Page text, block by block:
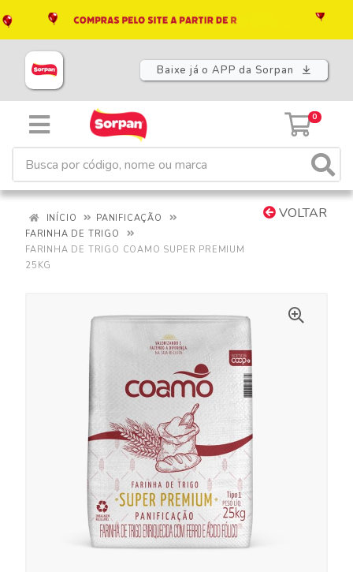
Baixe já o APP da Sorpan
0
VOLTAR
INÍCIO
PANIFICAÇÃO
FARINHA DE TRIGO
FARINHA DE TRIGO COAMO SUPER PREMIUM
25KG